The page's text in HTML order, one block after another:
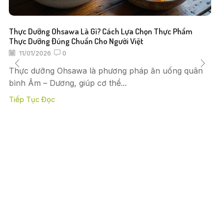
Thực Dưỡng Ohsawa Là Gì? Cách Lựa Chọn Thực Phẩm
Thực Dưỡng Đúng Chuẩn Cho Người Việt
11/01/2026 0
Thực dưỡng Ohsawa là phương pháp ăn uống quân
bình Âm – Dương, giúp cơ thể...
Tiếp Tục Đọc